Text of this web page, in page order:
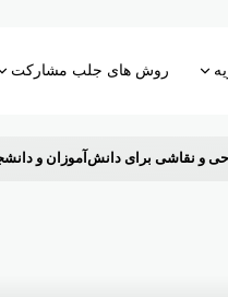
روش های جلب مشارکت
و نقاشی برای دانش‌آموزان و